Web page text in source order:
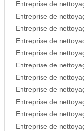
Entreprise de
Entreprise de
Entreprise de
Entreprise de
Entreprise de
Entreprise de
Entreprise de
Entreprise de
Entreprise de
Entreprise de
Entreprise de